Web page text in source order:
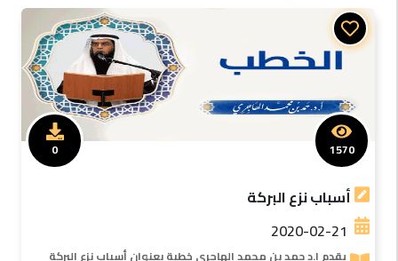
أسباب نزع البركة
2020-02-21
يقدم ا.د حمد بن محمد الهاجرى خطبة بعنوان أسباب نزع البركة
1570
0